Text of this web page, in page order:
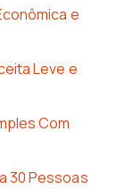
e
Leve e
Com
30 Pessoas